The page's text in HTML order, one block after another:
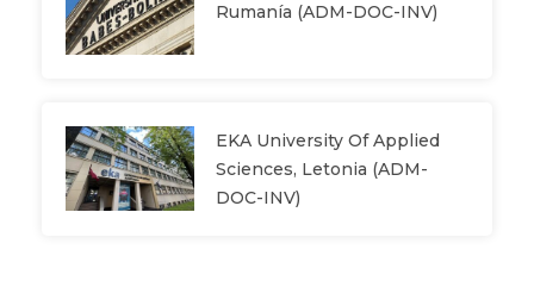
Rumanía (ADM-DOC-INV)
EKA University Of Applied
Sciences, Letonia (ADM-
DOC-INV)